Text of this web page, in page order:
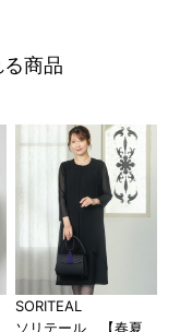
商品
SORITEAL
ソリテール 【春夏